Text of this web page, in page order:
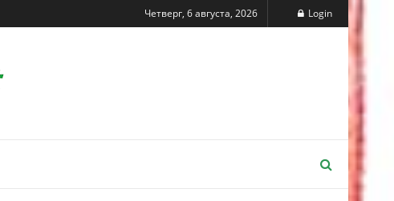
Четверг, 6 августа, 2026 Login